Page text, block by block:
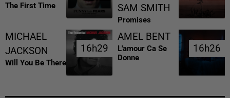
The First Time
SAM SMITH
Promises
MICHAEL
JACKSON
Will You Be There
16h29
16h29
AMEL BENT
L'amour Ca Se
Donne
16h26
16h26